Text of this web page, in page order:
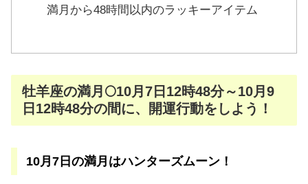
満月から48時間以内のラッキーアイテム
牡羊座の満月🌕10月7日12時48分～10月9
日12時48分の間に、開運行動をしよう！
10月7日の満月はハンターズムーン！